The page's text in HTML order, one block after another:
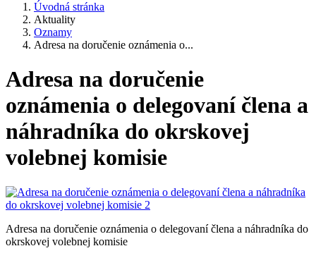
Úvodná stránka
Aktuality
Oznamy
Adresa na doručenie oznámenia o...
Adresa na doručenie
oznámenia o delegovaní člena a
náhradníka do okrskovej
volebnej komisie
Adresa na doručenie oznámenia o delegovaní člena a náhradníka do
okrskovej volebnej komisie